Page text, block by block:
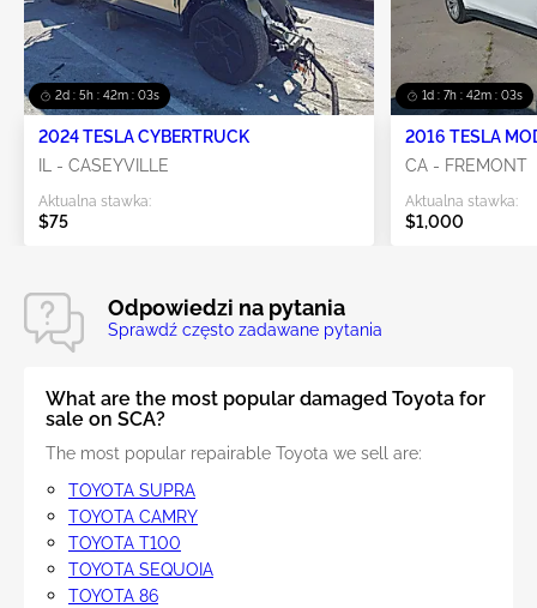
2d : 5h : 42m : 02s
2024 TESLA CYBERTRUCK
IL - CASEYVILLE
Aktualna stawka:
$75
1d : 7h : 42m : 02s
2016 TESLA
CA - FREMONT
Aktualna stawka:
$1,000
Odpowiedzi na pytania
Sprawdź często zadawane pytania
What are the most popular damaged Toyota for
sale on SCA?
The most popular repairable Toyota we sell are:
TOYOTA SUPRA
TOYOTA CAMRY
TOYOTA T100
TOYOTA SEQUOIA
TOYOTA 86